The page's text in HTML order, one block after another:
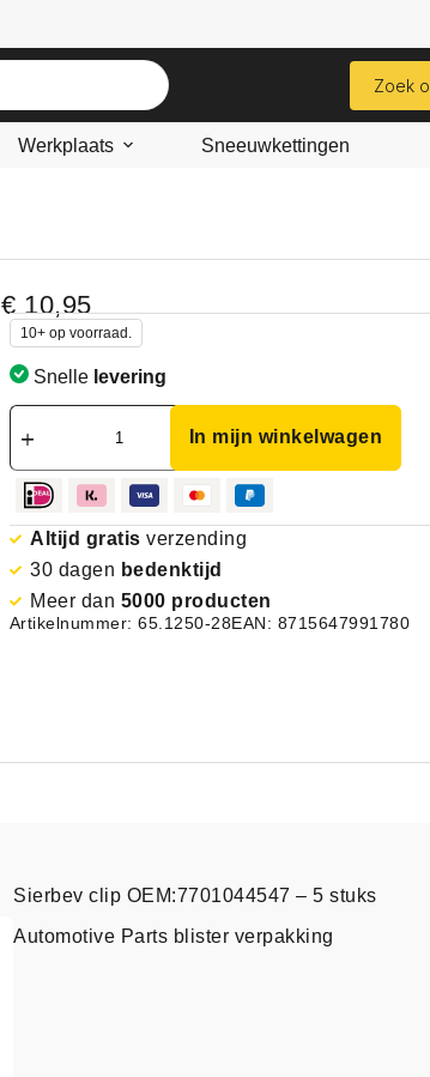
Zoek
Werkplaats Sneeuwkettingen
€10,95
10+ op voorraad.
Snelle levering
In mijn winkelwagen
Altijd gratis verzending
30 dagen bedenktijd
Meer dan 5000 producten
Artikelnummer: 65.1250-28EAN: 8715647991780
Sierbev clip OEM:7701044547 – 5 stuks
Automotive Parts blister verpakking